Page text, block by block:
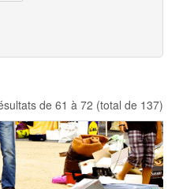
de 61 à 72 (total de 137)